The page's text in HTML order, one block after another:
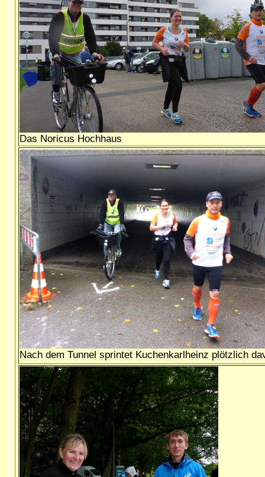
Das Noricus Hochhaus
Nach dem Tunnel sprintet Kuchenkarlheinz plötzlich